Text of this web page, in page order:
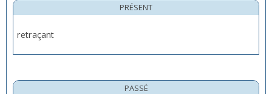
PRÉSENT
retraçant
PASSÉ